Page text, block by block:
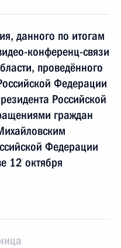
данного по итогам
конференц-связи
проведённого
Федерации
Российской
граждан
Федерации
12 октября